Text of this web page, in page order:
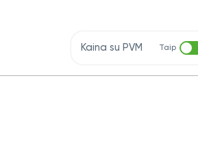
Kaina su PVM Taip